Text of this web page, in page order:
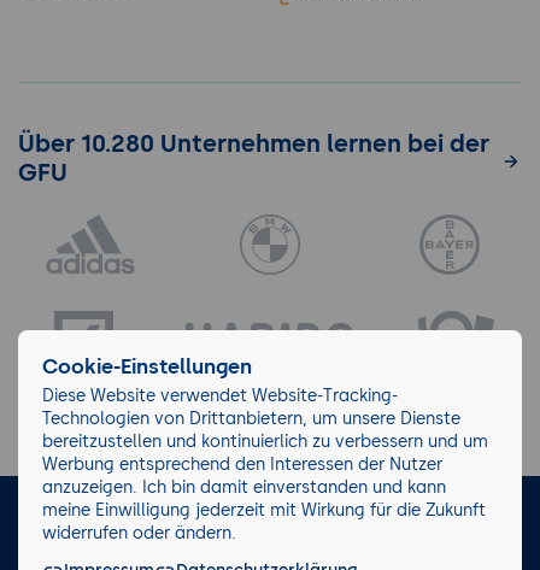
Über 10.280 Unternehmen lernen bei der
GFU
LinkedIn Facebook
Cookie-Einstellungen
Diese Website verwendet Website-Tracking-
Technologien von Drittanbietern, um unsere Dienste
bereitzustellen und kontinuierlich zu verbessern und um
Werbung entsprechend den Interessen der Nutzer
anzuzeigen. Ich bin damit einverstanden und kann
meine Einwilligung jederzeit mit Wirkung für die Zukunft
widerrufen oder ändern.